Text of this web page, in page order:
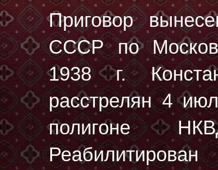
Приговор
СССР по
1938 г.
расстрелян4
полигоне